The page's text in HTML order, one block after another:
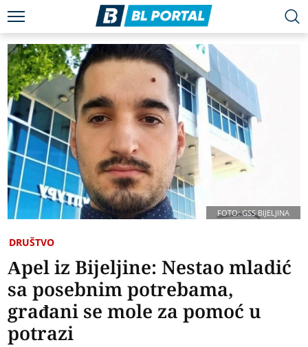
FOTO: GSS BIJELJINA
DRUŠTVO
Apel iz Bijeljine: Nestao mladić
sa posebnim potrebama,
građani se mole za pomoć u
potrazi